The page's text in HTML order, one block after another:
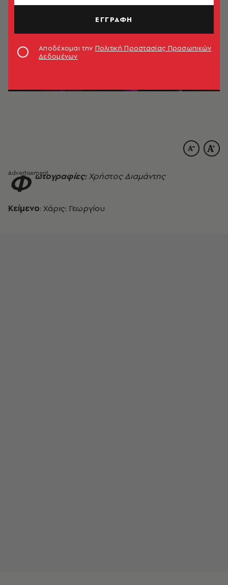
Φ ωτογραφίες:Χρήστος Διαμάντης
Κείμενο: Χάρις: Γεωργίου
ΕΓΓΡΑΦΗ
Αποδέχομαι την Πολιτική Προστασίας Προσωπικών
Δεδομένων